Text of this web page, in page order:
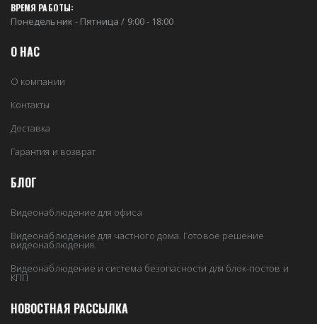
ВРЕМЯ РАБОТЫ:
Понедельник - Пятница / 9:00 - 18:00
О НАС
О компании
Контакты
Доставка
Гарантия и возврат
БЛОГ
Видеонаблюдение для офиса
Видеонаблюдение для частного дома. Готовое решение
видеонаблюдения.
Видеонаблюдение и система безопасности для блок-постов и
КПП
НОВОСТНАЯ РАССЫЛКА